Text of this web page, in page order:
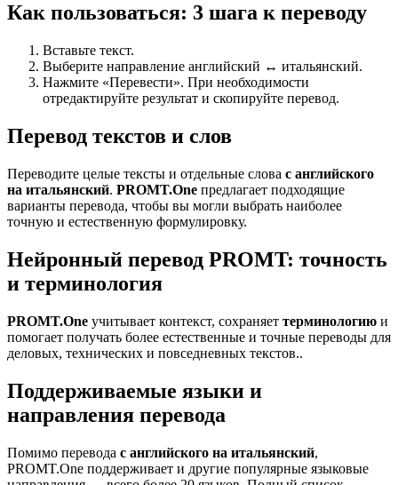
Как пользоваться: 3 шага к переводу
Вставьте текст.
Выберите направление английский ↔ итальянский.
Нажмите «Перевести». При необходимости
отредактируйте результат и скопируйте перевод.
Перевод текстов и слов
Переводите целые тексты и отдельные слова с английского
на итальянский. PROMT.One предлагает подходящие
варианты перевода, чтобы вы могли выбрать наиболее
точную и естественную формулировку.
Нейронный перевод PROMT: точность
и терминология
PROMT.One учитывает контекст, сохраняет терминологию и
помогает получать более естественные и точные переводы для
деловых, технических и повседневных текстов..
Поддерживаемые языки и
направления перевода
Помимо перевода с английского на итальянский,
PROMT.One поддерживает и другие популярные языковые